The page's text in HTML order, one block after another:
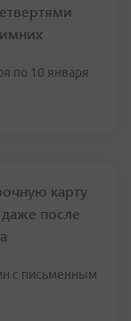
по 10 января
карту
после
с письменным